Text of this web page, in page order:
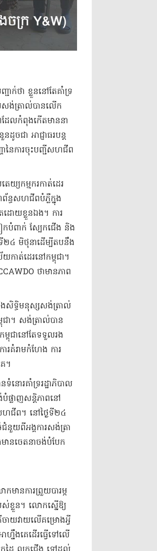
ក់ថា ខ្លួន​នៅតែ​គាំទ្រ​
ង់​ត្រា​ល់​បានលើក
ល​កំពុង​កើតមាន​នា
ចជា អាជ្ញាធរ​បន្ត​
នៃ​ការចុះបញ្ជី​សហជីព​
យ​កម្មករ​កាត់​ដេរ​
ន្ធ​សហជីព​បំភ្លឺ​ក្នុង​
ដោយ​ខ្លួនឯង​។ ការ​
បំពាក់ ស្បែកជើង និង​
២៤ មិថុនា​ដើម្បី​តប​នឹង​
កាត់ដេរ​នៅ​កម្ពុជា​។​
ថា​មាន​ភាព
ង​សិទ្ធិមនុស្ស​សង់​ត្រា​ល់​
ជា​។ សង់​ត្រា​ល់​បាន
ម្ពុជា​នៅតែ​ទទួលរង​
រគំរាមកំហែង ការ​
។​
ោរ​គាំទ្រ​រដ្ឋាភិបាល​
ផ្លាញ​សន្តិភាព​នៅ​
ជីព​។ នៅ​ថ្ងៃទី​២៤
ជំនួយ​ពី​អង្គ​ការសង់​ត្រា​
ន​ចេតនា​ចង់​បំបែក​
ានការ​ព្រួយបារម្ភ​
ស់ខ្លួន​។ លោក​ស្នើឱ្យ​
ចាយវាយ​លើ​គម្រោង​អ្វី
ហ្នឹង​គេ​ដើរ​ធ្វើ​ទៅលើ​